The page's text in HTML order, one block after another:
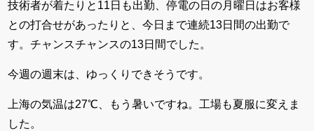
技術者が着たりと11日も出勤、停電の日の月曜日はお客様
との打合せがあったりと、今日まで連続13日間の出勤で
す。チャンスチャンスの13日間でした。
今週の週末は、ゆっくりできそうです。
上海の気温は27℃、もう暑いですね。工場も夏服に変えま
した。